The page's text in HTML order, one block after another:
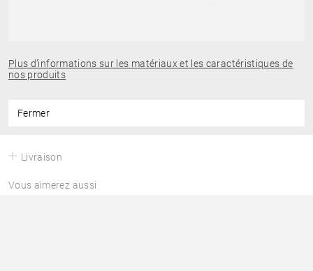
Plus d’informations sur les matériaux et les caractéristiques de
nos produits
Fermer
Livraison
Vous aimerez aussi